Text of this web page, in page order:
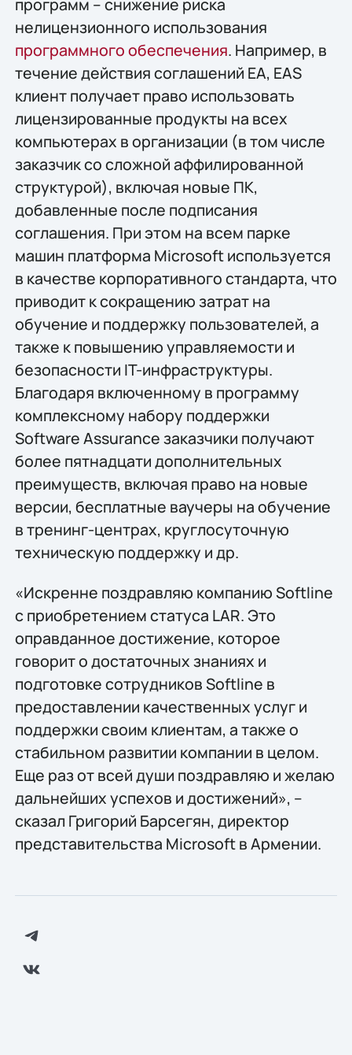
нелицензионного использования
программного обеспечения. Например, в
течение действия соглашений EA, EAS
клиент получает право использовать
лицензированные продукты на всех
компьютерах в организации (в том числе
заказчик со сложной аффилированной
структурой), включая новые ПК,
добавленные после подписания
соглашения. При этом на всем парке
машин платформа Microsoft используется
в качестве корпоративного стандарта, что
приводит к сокращению затрат на
обучение и поддержку пользователей, а
также к повышению управляемости и
безопасности IT-инфраструктуры.
Благодаря включенному в программу
комплексному набору поддержки
Software Assurance заказчики получают
более пятнадцати дополнительных
преимуществ, включая право на новые
версии, бесплатные ваучеры на обучение
в тренинг-центрах, круглосуточную
техническую поддержку и др.
«Искренне поздравляю компанию Softline
с приобретением статуса LAR. Это
оправданное достижение, которое
говорит о достаточных знаниях и
подготовке сотрудников Softline в
предоставлении качественных услуг и
поддержки своим клиентам, а также о
стабильном развитии компании в целом.
Еще раз от всей души поздравляю и желаю
дальнейших успехов и достижений», –
сказал Григорий Барсегян, директор
представительства Microsoft в Армении.